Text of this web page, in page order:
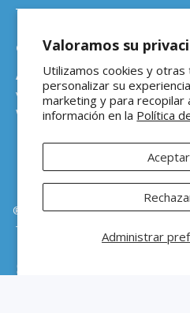
Valoramos su
Utilizamos cookies y otras
personalizar su
marketing y para recopilar
información en la Política
Administrar
Aceptar
Contáctanos
Atención a empresas
ventasb2b@ferreteriaeloso.mx
WhatsApp: 464 205 4992
®Ferretería El Oso Todos los
Todos los precios de venta